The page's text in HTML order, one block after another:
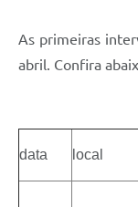
As primeiras
abril. Confira
data local